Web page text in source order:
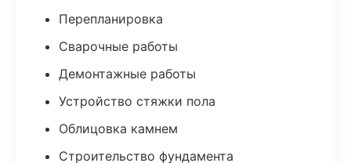
Перепланировка
Сварочные работы
Демонтажные работы
Устройство стяжки пола
Облицовка камнем
Строительство фундамента